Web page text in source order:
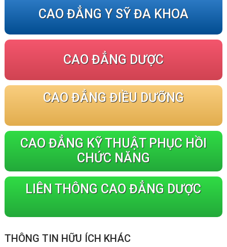
CAO ĐẲNG Y SỸ ĐA KHOA
CAO ĐẲNG DƯỢC
CAO ĐẲNG ĐIỀU DƯỠNG
CAO ĐẲNG KỸ THUẬT PHỤC HỒI
CHỨC NĂNG
LIÊN THÔNG CAO ĐẲNG DƯỢC
THÔNG TIN HỮU ÍCH KHÁC